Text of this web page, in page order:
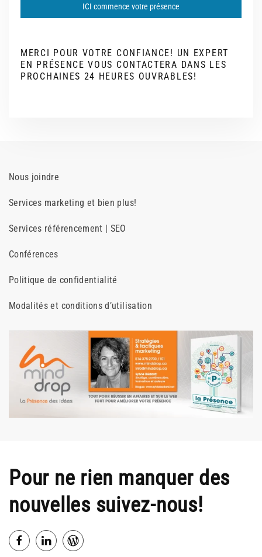
ICI commence votre présence
MERCI POUR VOTRE CONFIANCE! UN EXPERT
EN PRÉSENCE VOUS CONTACTERA DANS LES
PROCHAINES 24 HEURES OUVRABLES!
Nous joindre
Services marketing et bien plus!
Services référencement | SEO
Conférences
Politique de confidentialité
Modalités et conditions d’utilisation
Pour ne rien manquer des
nouvelles suivez-nous!